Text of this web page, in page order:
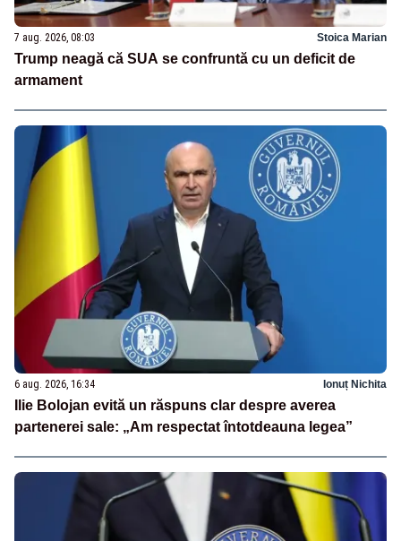
7 aug. 2026, 08:03 Stoica Marian
Trump neagă că SUA se confruntă cu un deficit de
armament
6 aug. 2026, 16:34 Ionuț Nichita
Ilie Bolojan evită un răspuns clar despre averea
partenerei sale: „Am respectat întotdeauna legea”